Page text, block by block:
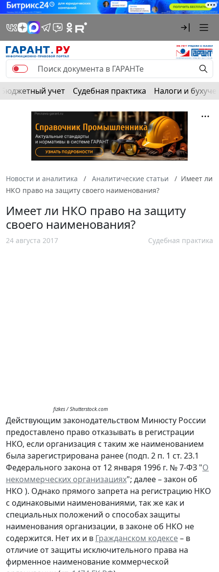
Бюджетный учет Судебная практика Налоги и
Новости и аналитика Аналитические статьи
Имеет ли
НКО право на защиту своего наименования?
Имеет ли НКО право на защиту
своего наименования?
24 августа 2017 Судебная практика
fizkes / Shutterstock.com
Действующим законодательством Минюсту России
предоставлено право отказывать в регистрации
НКО, если организация с таким же наименованием
была зарегистрирована ранее (подп. 2 п. 1 ст. 23.1
Федерального закона от 12 января 1996 г. № 7-ФЗ "О
некоммерческих организациях"; далее – закон об
НКО ). Однако прямого запрета на регистрацию НКО
с одинаковыми наименованиями, так же как и
специальных положений о способах защиты
наименования организации, в законе об НКО не
содержится. Нет их и в Гражданском кодексе– в
отличие от защиты исключительного права на
фирменное наименование коммерческой